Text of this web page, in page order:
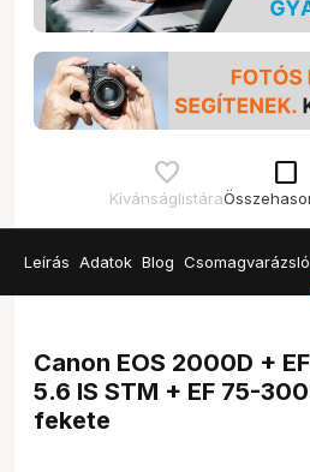
Kívánságlistára
check_box_outline_blank
Leírás Adatok Blog Csomagvarázsló
Canon EOS 2000D +
5.6 IS STM + EF 75-
fekete